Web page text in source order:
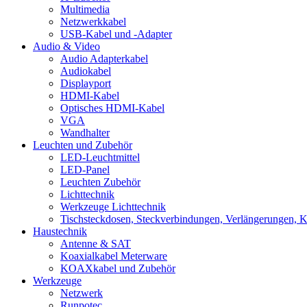
Multimedia
Netzwerkkabel
USB-Kabel und -Adapter
Audio & Video
Audio Adapterkabel
Audiokabel
Displayport
HDMI-Kabel
Optisches HDMI-Kabel
VGA
Wandhalter
Leuchten und Zubehör
LED-Leuchtmittel
LED-Panel
Leuchten Zubehör
Lichttechnik
Werkzeuge Lichttechnik
Tischsteckdosen, Steckverbindungen, Verlängerungen,
Haustechnik
Antenne & SAT
Koaxialkabel Meterware
KOAXkabel und Zubehör
Werkzeuge
Netzwerk